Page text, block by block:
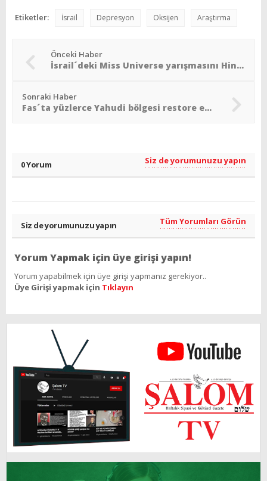
Etiketler: İsrail Depresyon Oksijen Araştırma
Önceki Haber
İsrail´deki Miss Universe yarışmasını Hintli güzel kazandı
Sonraki Haber
Fas´ta yüzlerce Yahudi bölgesi restore edilecek
0 Yorum Siz de yorumunuzu yapın
Siz de yorumunuzu yapın Tüm Yorumları Görün
Yorum Yapmak için üye girişi yapın!
Yorum yapabilmek için üye girişi yapmanız gerekiyor..
Üye Girişi yapmak için Tıklayın